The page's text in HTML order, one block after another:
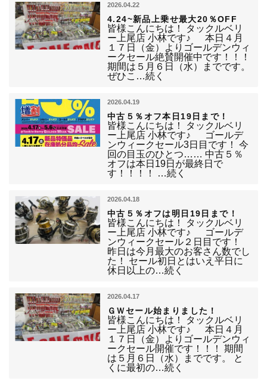
2026.04.22
4.24~新品上乗せ最大20％OFF
皆様こんにちは！ タックルベリ
ー上尾店 小林です♪ 本日４月
１７日（金）よりゴールデンウィ
ークセール絶賛開催中です！！！
期間は５月６日（水）までです。
ぜひこ…続く
2026.04.19
中古５％オフ本日19日まで！
皆様こんにちは！ タックルベリ
ー上尾店 小林です♪ ゴールデ
ンウィークセール3日目です！ 今
回の目玉のひとつ…… 中古５％
オフは本日19日が最終日で
す！！！！ …続く
2026.04.18
中古５％オフは明日19日まで！
皆様こんにちは！ タックルベリ
ー上尾店 小林です♪ ゴールデ
ンウィークセール２日目です！
昨日は今月最大のお客さん数でし
た！ セール初日とはいえ平日に
休日以上の…続く
2026.04.17
ＧＷセール始まりました！
皆様こんにちは！ タックルベリ
ー上尾店 小林です♪ 本日４月
１７日（金）よりゴールデンウィ
ークセール開催です！！！ 期間
は５月６日（水）までです。 と
くに最初の…続く